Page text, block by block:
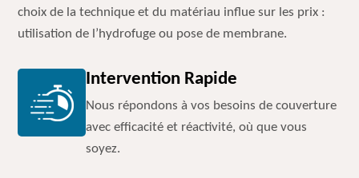
choix de la technique et du matériau influe sur les prix :
utilisation de l’hydrofuge ou pose de membrane.
Intervention Rapide
Nous répondons à vos besoins de couverture
avec efficacité et réactivité, où que vous
soyez.